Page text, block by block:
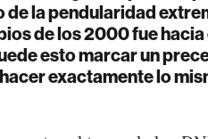
la pendularidad
de los 2000 fue
esto marcar un
exactamente lo